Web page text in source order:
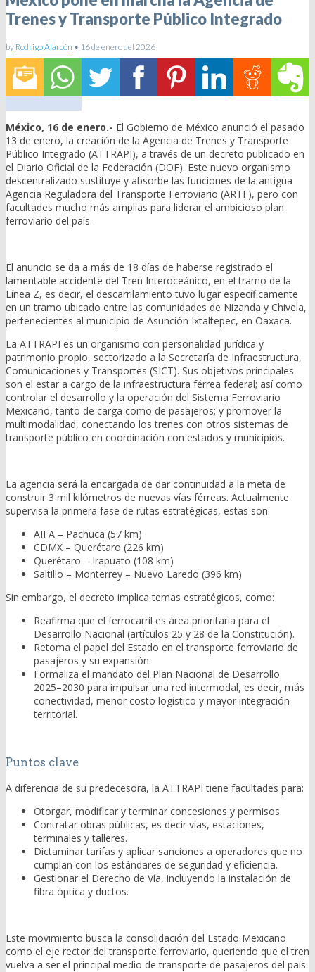
Trenes y Transporte Público Integrado
by Rodrigo Alarcón • 16 de enero del 2026
México, 16 de enero.- El Gobierno de México anunció el pasado
13 de enero, la creación de la Agencia de Trenes y Transporte
Público Integrado (ATTRAPI), a través de un decreto publicado en
el Diario Oficial de la Federación (DOF). Este nuevo organismo
descentralizado sustituye y absorbe las funciones de la antigua
Agencia Reguladora del Transporte Ferroviario (ARTF), pero con
facultades mucho más amplias para liderar el ambicioso plan
ferroviario del país.
El anuncio se da a más de 18 días de haberse registrado el
lamentable accidente del Tren Interoceánico, en el tramo de la
Línea Z, es decir, el descarrilamiento tuvo lugar específicamente
en un tramo ubicado entre las comunidades de Nizanda y Chivela,
pertenecientes al municipio de Asunción Ixtaltepec, en Oaxaca.
La ATTRAPI es un organismo con personalidad jurídica y
patrimonio propio, sectorizado a la Secretaría de Infraestructura,
Comunicaciones y Transportes (SICT). Sus objetivos principales
son el estar a cargo de la infraestructura férrea federal; así como
controlar el desarrollo y la operación del Sistema Ferroviario
Mexicano, tanto de carga como de pasajeros; y promover la
multimodalidad, conectando los trenes con otros sistemas de
transporte público en coordinación con estados y municipios.
La agencia será la encargada de dar continuidad a la meta de
construir 3 mil kilómetros de nuevas vías férreas. Actualmente
supervisa la primera fase de rutas estratégicas, estas son:
AIFA – Pachuca (57 km)
CDMX – Querétaro (226 km)
Querétaro – Irapuato (108 km)
Saltillo – Monterrey – Nuevo Laredo (396 km)
Sin embargo, el decreto implica temas estratégicos, como:
Reafirma que el ferrocarril es área prioritaria para el
Desarrollo Nacional (artículos 25 y 28 de la Constitución).
Retoma el papel del Estado en el transporte ferroviario de
pasajeros y su expansión.
Formaliza el mandato del Plan Nacional de Desarrollo
2025–2030 para impulsar una red intermodal, es decir, más
conectividad, menor costo logístico y mayor integración
territorial.
Puntos clave
A diferencia de su predecesora, la ATTRAPI tiene facultades para:
Otorgar, modificar y terminar concesiones y permisos.
Contratar obras públicas, es decir vías, estaciones,
terminales y talleres.
Dictaminar tarifas y aplicar sanciones a operadores que no
cumplan con los estándares de seguridad y eficiencia.
Gestionar el Derecho de Vía, incluyendo la instalación de
fibra óptica y ductos.
Este movimiento busca la consolidación del Estado Mexicano
como el eje rector del transporte ferroviario, queriendo que el tren
vuelva a ser el principal medio de transporte de pasajeros del país.